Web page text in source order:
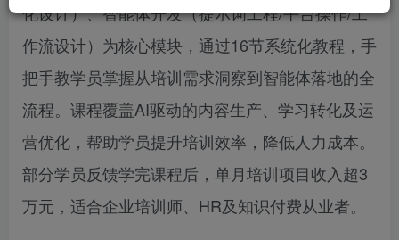
化设计）、智能体开发（提示词工程/平台操作/工
作流设计）‌为核心模块，通过16节系统化教程，手
把手教学员掌握从培训需求洞察到智能体落地的全
流程。课程覆盖AI驱动的内容生产、学习转化及运
营优化，帮助学员提升培训效率，降低人力成本。
部分学员反馈学完课程后，单月培训项目收入超3
万元，适合企业培训师、HR及知识付费从业者。